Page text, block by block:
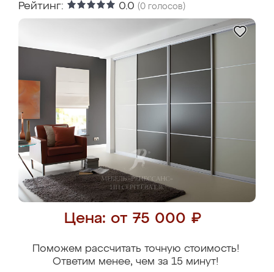
Рейтинг: 0.0 (0 голосов)
Цена: от 75 000 ₽
Поможем рассчитать точную стоимость!
Ответим менее, чем за 15 минут!